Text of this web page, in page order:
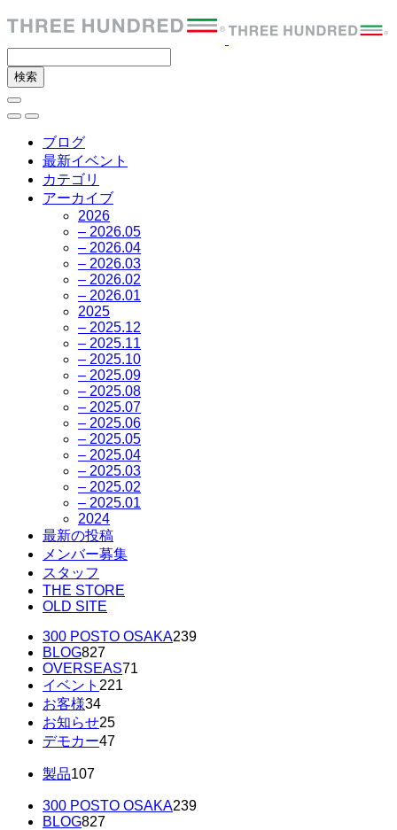
ブログ
最新イベント
カテゴリ
アーカイブ
2026
– 2026.05
– 2026.04
– 2026.03
– 2026.02
– 2026.01
2025
– 2025.12
– 2025.11
– 2025.10
– 2025.09
– 2025.08
– 2025.07
– 2025.06
– 2025.05
– 2025.04
– 2025.03
– 2025.02
– 2025.01
2024
最新の投稿
メンバー募集
スタッフ
THE STORE
OLD SITE
300 POSTO OSAKA239
BLOG827
OVERSEAS71
イベント 221
お客様34
お知らせ25
デモカー47
製品107
300 POSTO OSAKA239
BLOG827